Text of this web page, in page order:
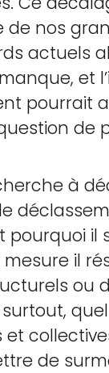
de nos
actuels
et
pourrait
de
à
il
il
ou
et
de